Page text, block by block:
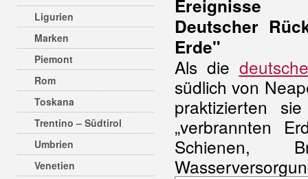
Ligurien
Marken
Piemont
Rom
Toskana
Trentino – Südtirol
Umbrien
Venetien
Ereignisse
Deutscher
Erde"
Als die
südlich von
praktizierten
„verbrannten
Schienen,